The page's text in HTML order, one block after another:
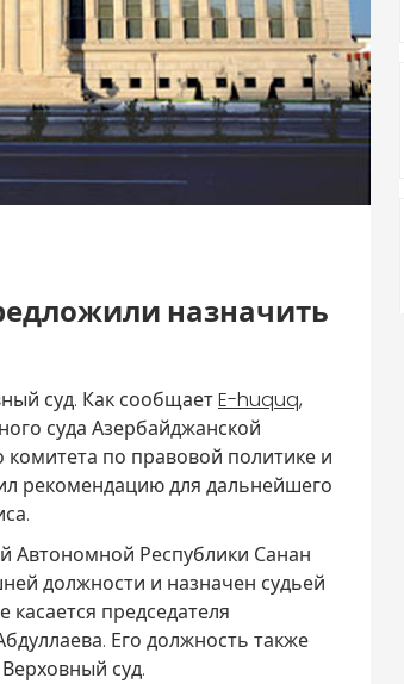
назначить
суд. Как сообщаетE-huquq,
суда Азербайджанской
комитета по правовой политике и
рекомендацию для дальнейшего
Автономной Республики Санан
должности и назначен судьей
председателя
Его должность также
суд.